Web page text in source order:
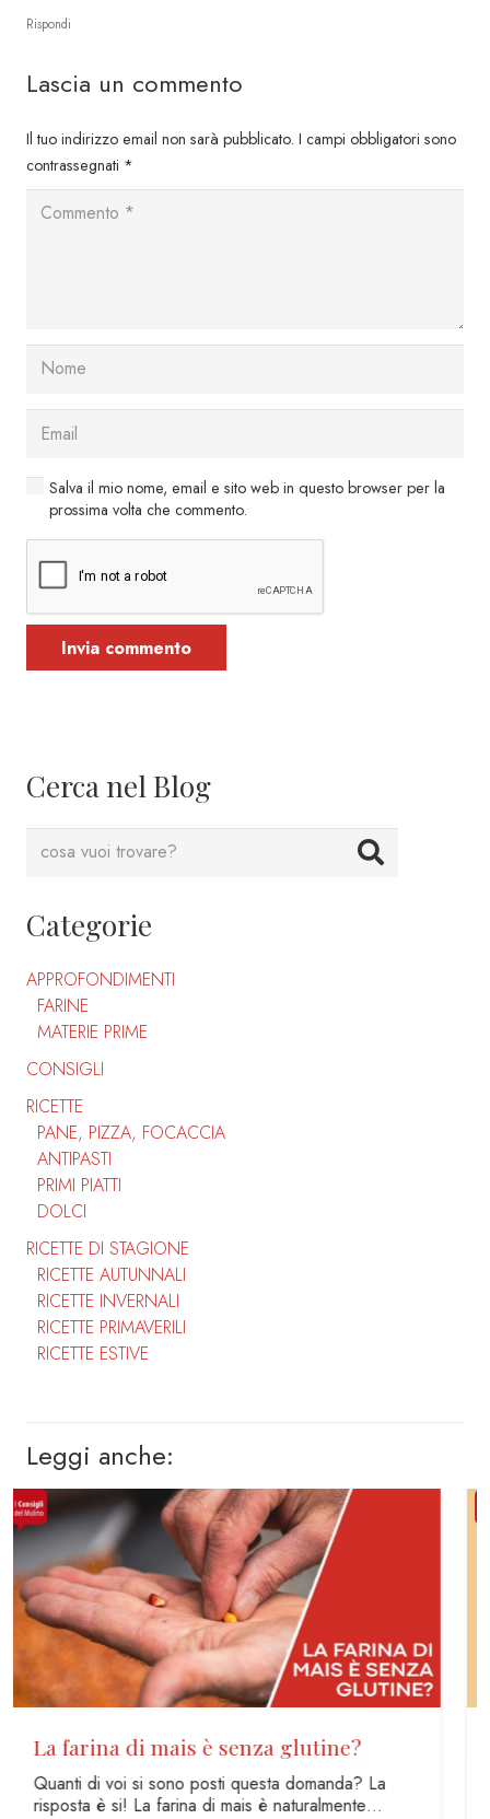
Cerca nel Blog
Categorie
APPROFONDIMENTI
FARINE
MATERIE PRIME
CONSIGLI
RICETTE
PANE, PIZZA, FOCACCIA
ANTIPASTI
PRIMI PIATTI
DOLCI
RICETTE DI STAGIONE
RICETTE AUTUNNALI
RICETTE INVERNALI
RICETTE PRIMAVERILI
RICETTE ESTIVE
Rispondi
Lascia un commento
Il tuo indirizzo email non sarà pubblicato. I campi obbligatori sono
contrassegnati *
Salva il mio nome, email e sito web in questo browser per la
prossima volta che commento.
Invia commento
Leggi anche:
Celiachia vs Intolleranza al glutine
Nel campo delle intolleranze alimentari, quella al
glutine è tra le più conosciute e diffuse. La